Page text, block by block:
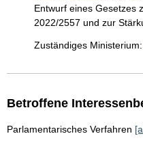
Entwurf eines Gesetzes
2022/2557 und zur
Zuständiges Ministerium:
Betroffene
Parlamentarisches Verfahren